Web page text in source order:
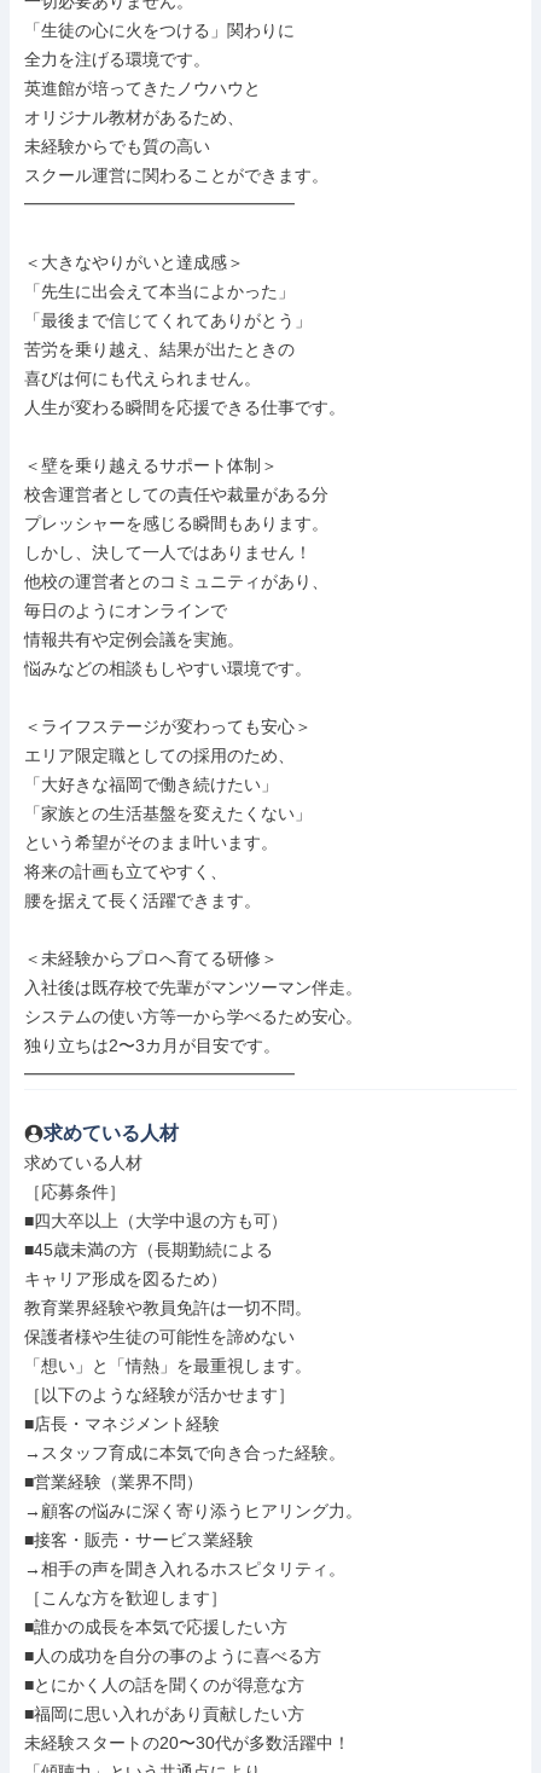
「生徒の心に火をつける」関わりに
全力を注げる環境です。
英進館が培ってきたノウハウと
オリジナル教材があるため、
未経験からでも質の高い
スクール運営に関わることができます。
━━━━━━━━━━━━━━━━
＜大きなやりがいと達成感＞
「先生に出会えて本当によかった」
「最後まで信じてくれてありがとう」
苦労を乗り越え、結果が出たときの
喜びは何にも代えられません。
人生が変わる瞬間を応援できる仕事です。
＜壁を乗り越えるサポート体制＞
校舎運営者としての責任や裁量がある分
プレッシャーを感じる瞬間もあります。
しかし、決して一人ではありません！
他校の運営者とのコミュニティがあり、
毎日のようにオンラインで
情報共有や定例会議を実施。
悩みなどの相談もしやすい環境です。
＜ライフステージが変わっても安心＞
エリア限定職としての採用のため、
「大好きな福岡で働き続けたい」
「家族との生活基盤を変えたくない」
という希望がそのまま叶います。
将来の計画も立てやすく、
腰を据えて長く活躍できます。
＜未経験からプロへ育てる研修＞
入社後は既存校で先輩がマンツーマン伴走。
システムの使い方等一から学べるため安心。
独り立ちは2〜3カ月が目安です。
━━━━━━━━━━━━━━━━
求めている人材
求めている人材
［応募条件］
■四大卒以上（大学中退の方も可）
■45歳未満の方（長期勤続による
キャリア形成を図るため）
教育業界経験や教員免許は一切不問。
保護者様や生徒の可能性を諦めない
「想い」と「情熱」を最重視します。
［以下のような経験が活かせます］
■店長・マネジメント経験
→スタッフ育成に本気で向き合った経験。
■営業経験（業界不問）
→顧客の悩みに深く寄り添うヒアリング力。
■接客・販売・サービス業経験
→相手の声を聞き入れるホスピタリティ。
［こんな方を歓迎します］
■誰かの成長を本気で応援したい方
■人の成功を自分の事のように喜べる方
■とにかく人の話を聞くのが得意な方
■福岡に思い入れがあり貢献したい方
未経験スタートの20〜30代が多数活躍中！